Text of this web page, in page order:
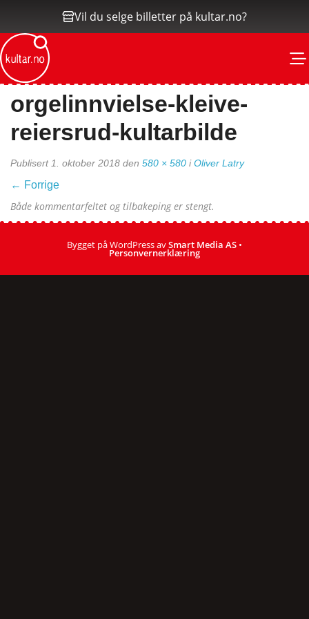
Vil du selge billetter på kultar.no?
orgelinnvielse-kleive-
reiersrud-kultarbilde
Publisert 1. oktober 2018 den 580 × 580 iOliver Latry
← Forrige
Både kommentarfeltet og tilbakeping er stengt.
Bygget på WordPress avSmart Media AS •
Personvernerklæring